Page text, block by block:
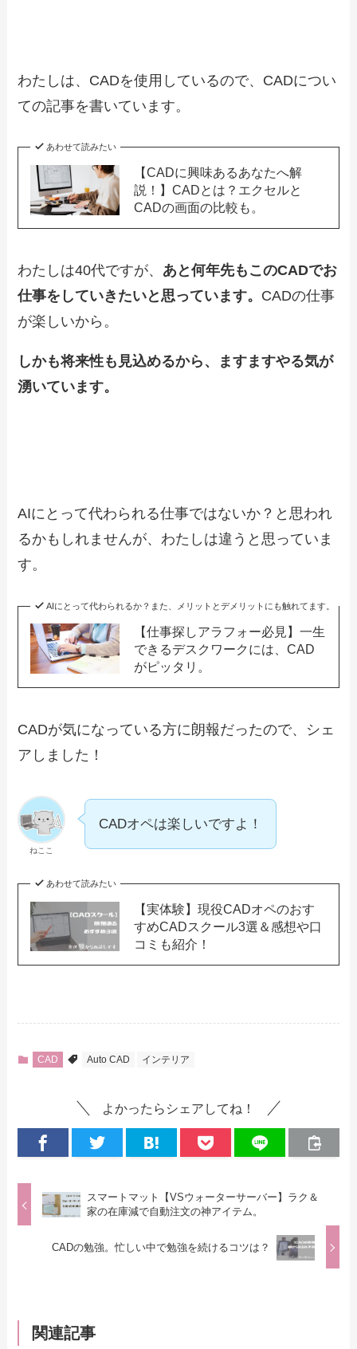
わたしは、CADを使用しているので、CADについ
ての記事を書いています。
あわせて読みたい
【CADに興味あるあなたへ解
説！】CADとは？エクセルと
CADの画面の比較も。
わたしは40代ですが、 あと何年先もこのCADでお
仕事をしていきたいと思っています。 CADの仕事
が楽しいから。
しかも将来性も見込めるから、ますますやる気が
湧いています。
AIにとって代わられる仕事ではないか？と思われ
るかもしれませんが、わたしは違うと思っていま
す。
AIにとって代わられるか？また、メリットとデメリットにも触れてます。
【仕事探しアラフォー必見】一生
できるデスクワークには、CAD
がピッタリ。
CADが気になっている方に朗報だったので、シェ
アしました！
ねここ
CADオペは楽しいですよ！
あわせて読みたい
【実体験】現役CADオペのおす
すめCADスクール3選＆感想や口
コミも紹介！
CAD Auto CAD インテリア
よかったらシェアしてね！
スマートマット【VSウォーターサーバー】ラク＆
家の在庫減で自動注文の神アイテム。
CADの勉強。忙しい中で勉強を続けるコツは？
関連記事